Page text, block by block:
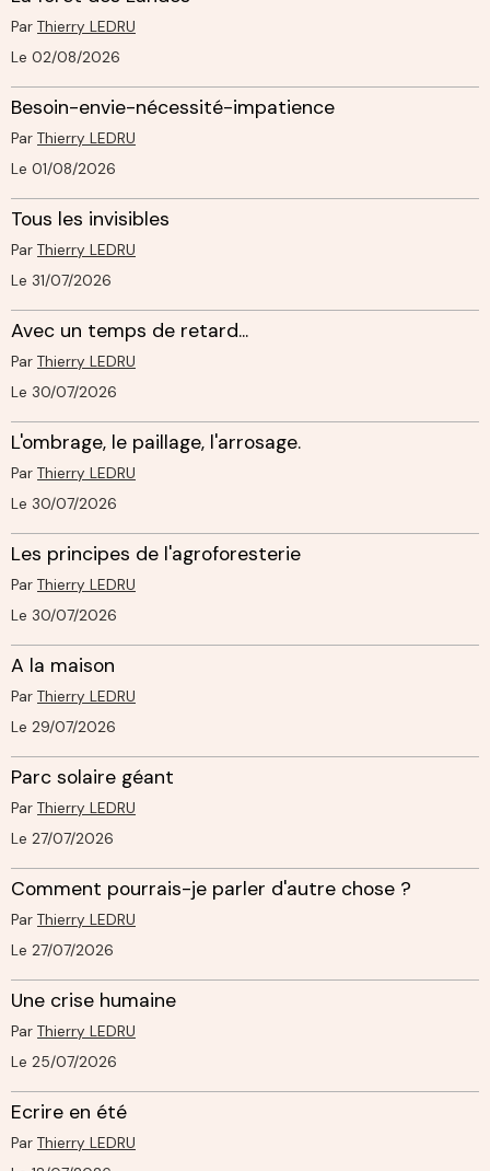
Par Thierry LEDRU
Le 02/08/2026
Besoin-envie-nécessité-impatience
Par Thierry LEDRU
Le 01/08/2026
Tous les invisibles
Par Thierry LEDRU
Le 31/07/2026
Avec un temps de retard...
Par Thierry LEDRU
Le 30/07/2026
L'ombrage, le paillage, l'arrosage.
Par Thierry LEDRU
Le 30/07/2026
Les principes de l'agroforesterie
Par Thierry LEDRU
Le 30/07/2026
A la maison
Par Thierry LEDRU
Le 29/07/2026
Parc solaire géant
Par Thierry LEDRU
Le 27/07/2026
Comment pourrais-je parler d'autre chose ?
Par Thierry LEDRU
Le 27/07/2026
Une crise humaine
Par Thierry LEDRU
Le 25/07/2026
Ecrire en été
Par Thierry LEDRU